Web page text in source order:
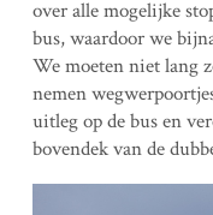
over alle mogelijke
bus, waardoor we
We moeten niet lang
nemen
uitleg op de bus en
bovendek van de